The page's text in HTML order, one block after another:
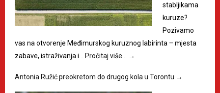
stabljikama
kuruze?
Pozivamo
vas na otvorenje Međimurskog kuruznog labirinta – mjesta
zabave, istraživanja i… Pročitaj više… →
Antonia Ružić preokretom do drugog kola u Torontu →